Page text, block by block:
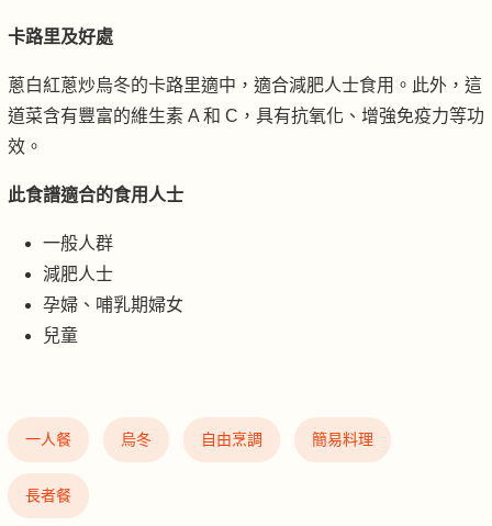
卡路里及好處
蔥白紅蔥炒烏冬的卡路里適中，適合減肥人士食用。此外，這
道菜含有豐富的維生素 A 和 C，具有抗氧化、增強免疫力等功
效。
此食譜適合的食用人士
一般人群
減肥人士
孕婦、哺乳期婦女
兒童
一人餐 烏冬 自由烹調 簡易料理
長者餐